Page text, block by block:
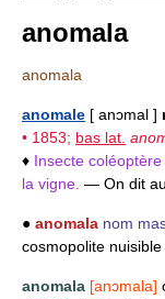
anomala
anomala
anomale [ anɔmal ]
• 1853; bas lat.
♦ Insecte coléoptère
la vigne. — On dit
● anomala nom
cosmopolite nuisible
anomala [anɔmala]